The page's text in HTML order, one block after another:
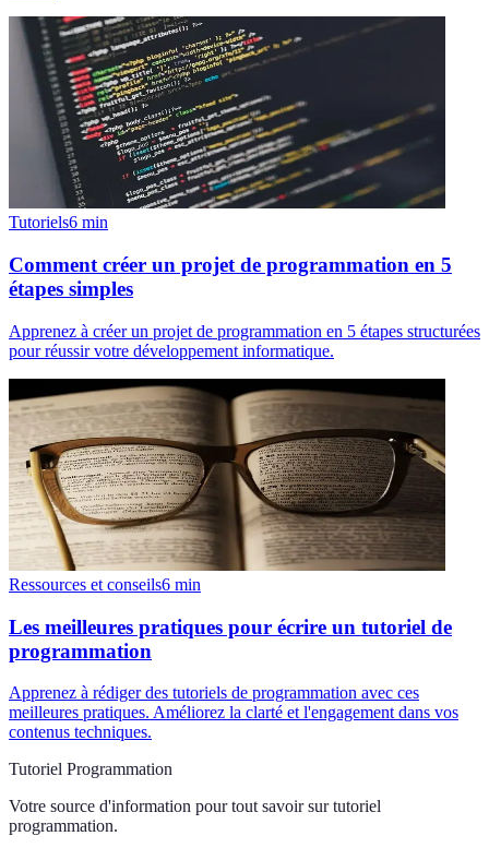
Tutoriels6 min
Comment créer un projet de programmation en 5
étapes simples
Apprenez à créer un projet de programmation en 5 étapes structurées
pour réussir votre développement informatique.
Ressources et conseils6 min
Les meilleures pratiques pour écrire un tutoriel de
programmation
Apprenez à rédiger des tutoriels de programmation avec ces
meilleures pratiques. Améliorez la clarté et l'engagement dans vos
contenus techniques.
Tutoriel Programmation
Votre source d'information pour tout savoir sur tutoriel
programmation.